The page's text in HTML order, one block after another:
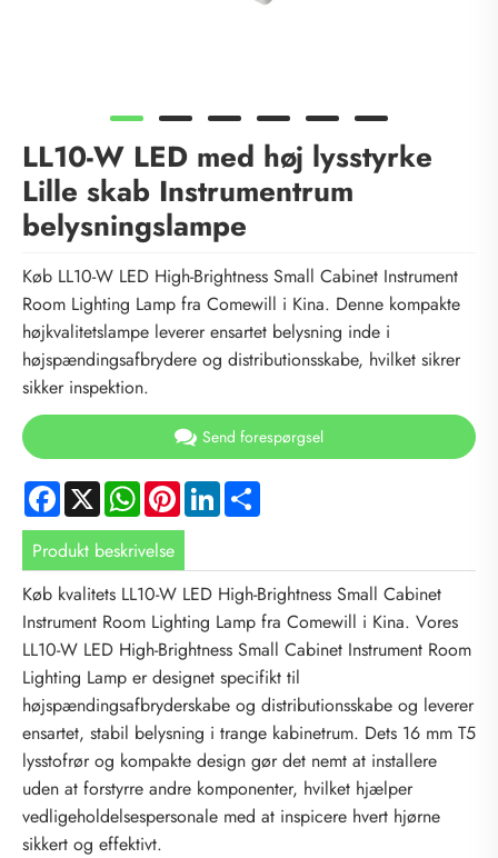
LL10-W LED med høj lysstyrke
Lille skab Instrumentrum
belysningslampe
Køb LL10-W LED High-Brightness Small Cabinet Instrument
Room Lighting Lamp fra Comewill i Kina. Denne kompakte
højkvalitetslampe leverer ensartet belysning inde i
højspændingsafbrydere og distributionsskabe, hvilket sikrer
sikker inspektion.
Send forespørgsel
Facebook
X WhatsApp
PinterestLinkedIn
Produkt beskrivelse
Køb kvalitets LL10-W LED High-Brightness Small Cabinet
Instrument Room Lighting Lamp fra Comewill i Kina. Vores
LL10-W LED High-Brightness Small Cabinet Instrument Room
Lighting Lamp er designet specifikt til
højspændingsafbryderskabe og distributionsskabe og leverer
ensartet, stabil belysning i trange kabinetrum. Dets 16 mm T5
lysstofrør og kompakte design gør det nemt at installere
uden at forstyrre andre komponenter, hvilket hjælper
vedligeholdelsespersonale med at inspicere hvert hjørne
sikkert og effektivt.